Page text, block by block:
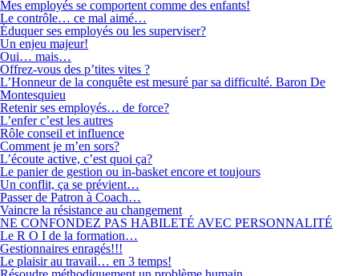
Mes employés se comportent comme des enfants!
Le contrôle… ce mal aimé…
Éduquer ses employés ou les superviser?
Un enjeu majeur!
Oui… mais…
Offrez-vous des p’tites vites ?
L’Honneur de la conquête est mesuré par sa difficulté. Baron De
Montesquieu
Retenir ses employés… de force?
L’enfer c’est les autres
Rôle conseil et influence
Comment je m’en sors?
L’écoute active, c’est quoi ça?
Le panier de gestion ou in-basket encore et toujours
Un conflit, ça se prévient…
Passer de Patron à Coach…
Vaincre la résistance au changement
NE CONFONDEZ PAS HABILETÉ AVEC PERSONNALITÉ
Le R O I de la formation…
Gestionnaires enragés!!!
Le plaisir au travail… en 3 temps!